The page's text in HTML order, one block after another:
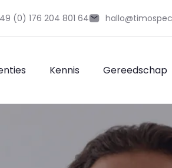
(0) 176 204 801 64
Kennis Gereedschap